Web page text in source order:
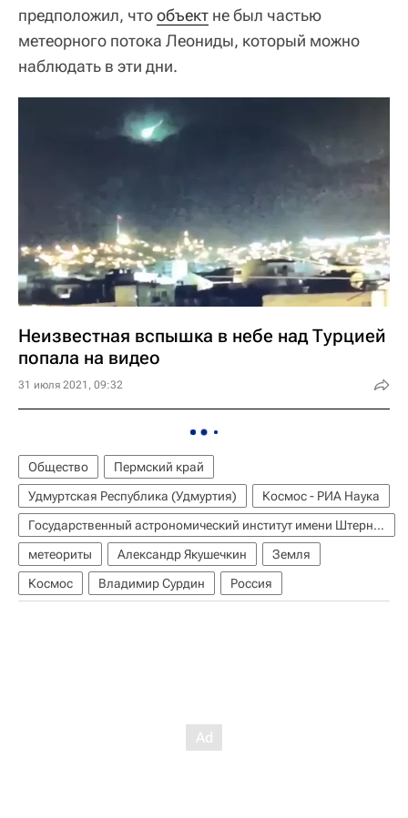
предположил, чтообъект не был частью
метеорного потока Леониды, который можно
наблюдать в эти дни.
Неизвестная вспышка в небе над Турцией
попала на видео
31 июля 2021, 09:32
Общество
Пермский край
Удмуртская Республика (Удмуртия)
Космос - РИА Наука
Государственный астрономический институт имени Штернберга
метеориты
Александр Якушечкин
Земля
Космос
Владимир Сурдин Россия